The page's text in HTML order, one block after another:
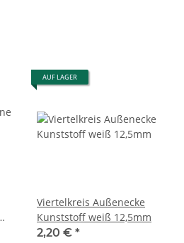
AUF LAGER
Viertelkreis Außenecke
Kunststoff weiß 12,5mm
2,20 € *